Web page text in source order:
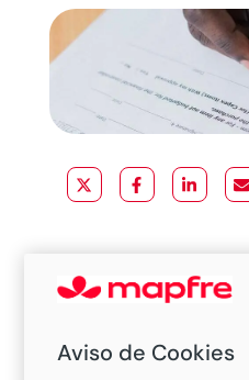
comprar um usado,
Aviso de Cookies